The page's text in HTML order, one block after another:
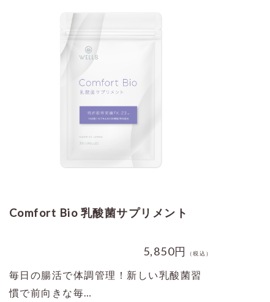
Comfort Bio 乳酸菌サプリメント
5,850円 （税込）
毎日の腸活で体調管理！新しい乳酸菌習
慣で前向きな毎…